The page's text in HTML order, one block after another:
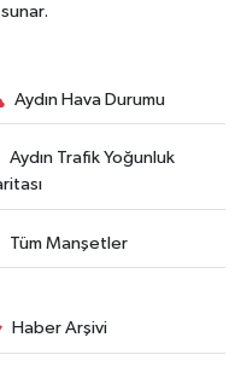
Aydın Hava Durumu
Aydın Trafik Yoğunluk
Tüm Manşetler
Haber Arşivi